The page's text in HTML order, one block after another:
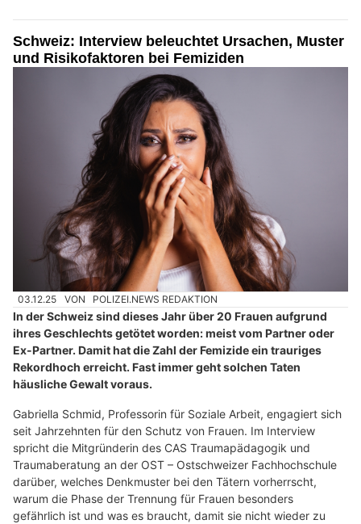
Schweiz: Interview beleuchtet Ursachen, Muster
und Risikofaktoren bei Femiziden
03.12.25 VON POLIZEI.NEWS REDAKTION
In der Schweiz sind dieses Jahr über 20 Frauen aufgrund
ihres Geschlechts getötet worden: meist vom Partner oder
Ex-Partner. Damit hat die Zahl der Femizide ein trauriges
Rekordhoch erreicht. Fast immer geht solchen Taten
häusliche Gewalt voraus.
Gabriella Schmid, Professorin für Soziale Arbeit, engagiert sich
seit Jahrzehnten für den Schutz von Frauen. Im Interview
spricht die Mitgründerin des CAS Traumapädagogik und
Traumaberatung an der OST – Ostschweizer Fachhochschule
darüber, welches Denkmuster bei den Tätern vorherrscht,
warum die Phase der Trennung für Frauen besonders
gefährlich ist und was es braucht, damit sie nicht wieder zu